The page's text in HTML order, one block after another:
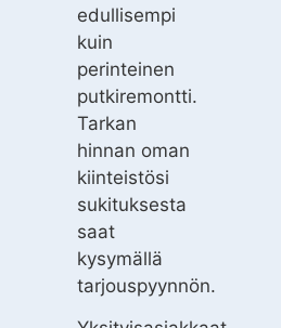
edullisempi
kuin
perinteinen
putkiremontti.
Tarkan
hinnan oman
kiinteistösi
sukituksesta
saat
kysymällä
tarjouspyynnön.